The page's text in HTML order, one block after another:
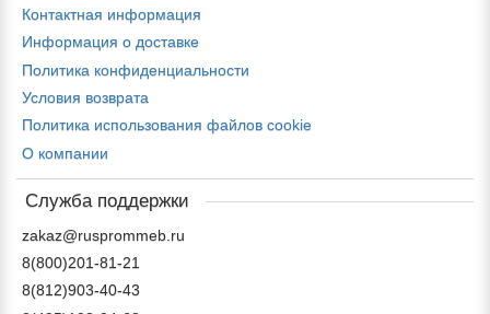
Контактная информация
Информация о доставке
Политика конфиденциальности
Условия возврата
Политика использования файлов cookie
О компании
Служба поддержки
zakaz@rusprommeb.ru
8(800)201-81-21
8(812)903-40-43